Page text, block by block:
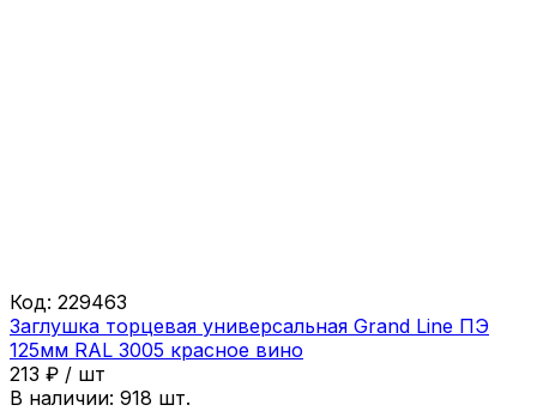
Код: 229463
Заглушка торцевая универсальная Grand Line ПЭ
125мм RAL 3005 красное вино
213 ₽ / шт
В наличии: 918 шт.